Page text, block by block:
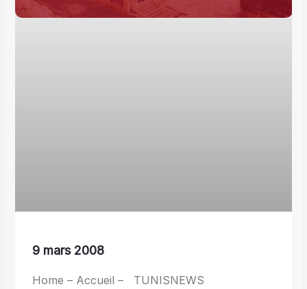
9 mars 2008
Home – Accueil – TUNISNEWS